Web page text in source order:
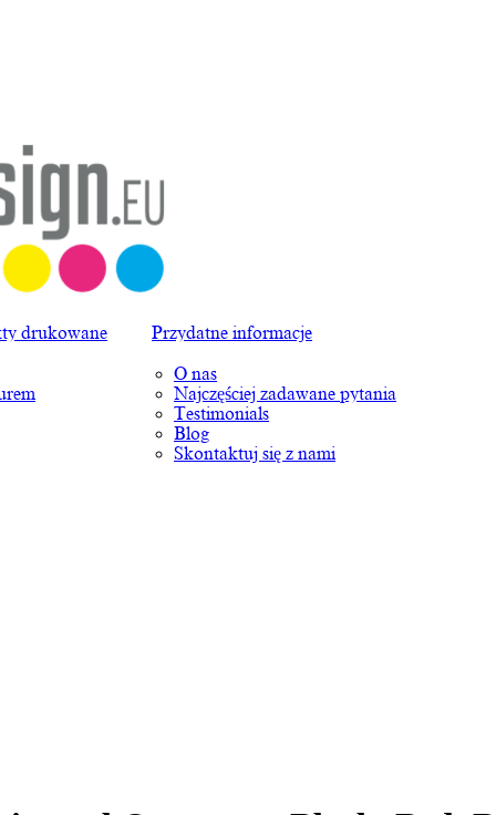
drukowane Przydatne informacje
O nas
Najczęściej zadawane pytania
Testimonials
Blog
Skontaktuj się z nami